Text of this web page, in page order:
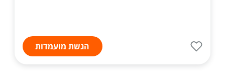
הגשת מועמדות